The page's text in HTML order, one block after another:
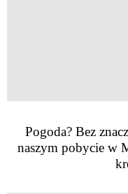
Pogoda? Bez
naszym pobycie w